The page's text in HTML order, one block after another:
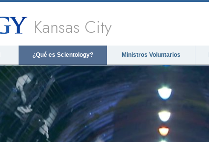
Kansas City
¿Qué es Scientology? Ministros Voluntarios